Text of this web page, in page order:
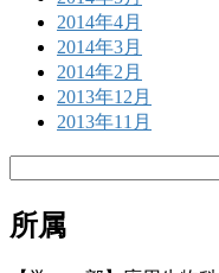
2014年4月
2014年3月
2014年2月
2013年12月
2013年11月
所属